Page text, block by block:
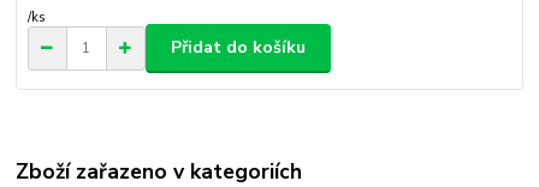
/ks
Přidat do košíku
Zboží zařazeno v kategoriích